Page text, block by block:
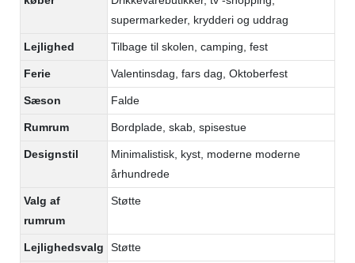
supermarkeder, krydderi og uddrag
Lejlighed Tilbage til skolen, camping, fest
Ferie Valentinsdag, fars dag, Oktoberfest
Sæson Falde
Rumrum Bordplade, skab, spisestue
Designstil
Minimalistisk, kyst, moderne moderne
århundrede
Valg af
rumrum
Støtte
Lejlighedsvalg Støtte